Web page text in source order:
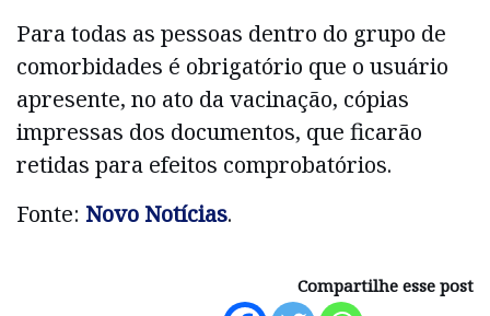
Para todas as pessoas dentro do grupo de
comorbidades é obrigatório que o usuário
apresente, no ato da vacinação, cópias
impressas dos documentos, que ficarão
retidas para efeitos comprobatórios.
Fonte: Novo Notícias.
Compartilhe esse post